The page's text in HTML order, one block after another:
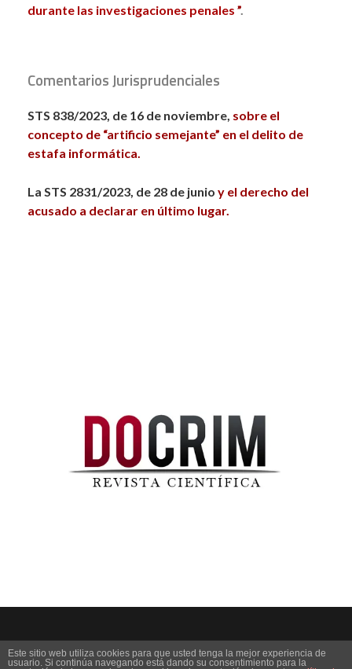
durante las investigaciones penales ”.
Comentarios Jurisprudenciales
STS 838/2023, de 16 de noviembre, sobre el
concepto de “artificio semejante” en el delito de
estafa informática.
La STS 2831/2023, de 28 de junio y el derecho del
acusado a declarar en último lugar.
Este sitio web utiliza cookies para que usted tenga la mejor experiencia de
usuario. Si continúa navegando está dando su consentimiento para la